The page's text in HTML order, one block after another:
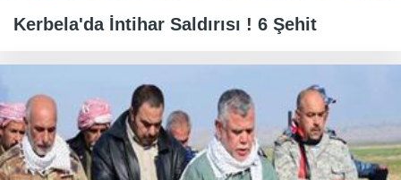
Kerbela'da İntihar Saldırısı ! 6 Şehit